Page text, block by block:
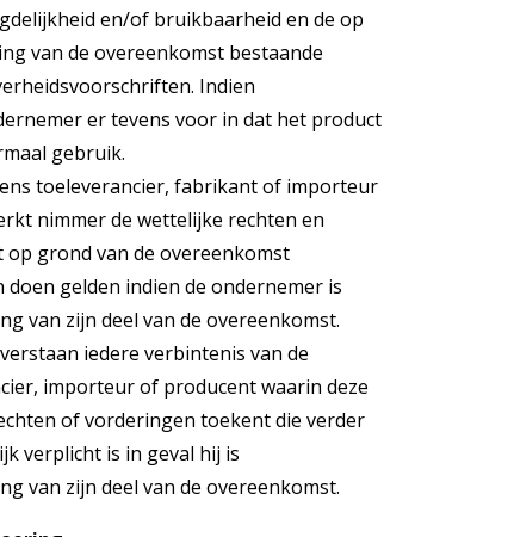
en/of bruikbaarheid en de op
van de overeenkomst bestaande
Indien
er tevens voor in dat het product
gebruik.
toeleverancier, fabrikant of importeur
nimmer de wettelijke rechten en
grond van de overeenkomst
gelden indien de ondernemer is
van zijn deel van de overeenkomst.
iedere verbintenis van de
importeur of producent waarin deze
of vorderingen toekent die verder
verplicht is in geval hij is
van zijn deel van de overeenkomst.